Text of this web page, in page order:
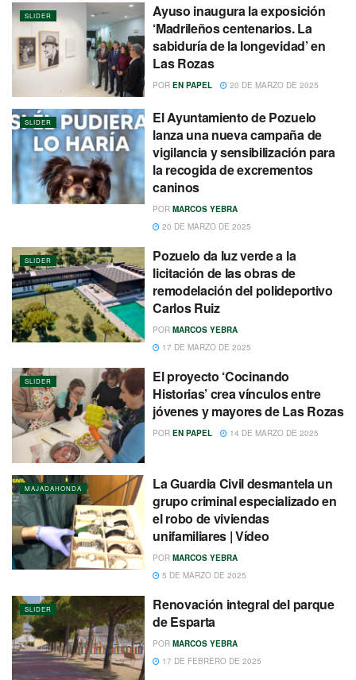
SLIDER
Ayuso inaugura la exposición
‘Madrileños centenarios. La
sabiduría de la longevidad’ en
Las Rozas
POR EN PAPEL 20 DE MARZO DE 2025
SLIDER
El Ayuntamiento de Pozuelo
lanza una nueva campaña de
vigilancia y sensibilización para
la recogida de excrementos
caninos
POR MARCOS YEBRA
20 DE MARZO DE 2025
SLIDER
Pozuelo da luz verde a la
licitación de las obras de
remodelación del polideportivo
Carlos Ruiz
POR MARCOS YEBRA
17 DE MARZO DE 2025
SLIDER
El proyecto ‘Cocinando
Historias’ crea vínculos entre
jóvenes y mayores de Las Rozas
POR EN PAPEL 14 DE MARZO DE 2025
MAJADAHONDA
La Guardia Civil desmantela un
grupo criminal especializado en
el robo de viviendas
unifamiliares | Vídeo
POR MARCOS YEBRA
5 DE MARZO DE 2025
SLIDER
Renovación integral del parque
de Esparta
POR MARCOS YEBRA
17 DE FEBRERO DE 2025